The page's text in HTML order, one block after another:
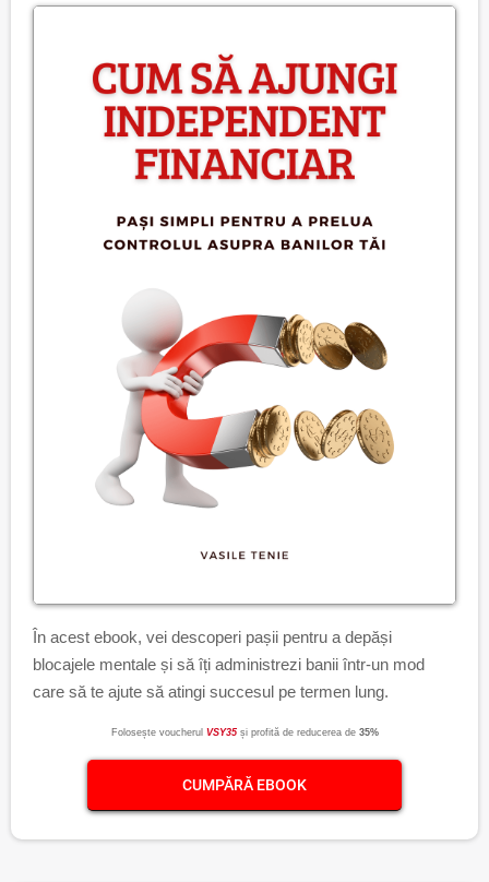
În acest ebook, vei descoperi pașii pentru a depăși
blocajele mentale și să îți administrezi banii într-un mod
care să te ajute să atingi succesul pe termen lung.
Folosește voucherul VSY35 și profită de reducerea de 35%
CUMPĂRĂ EBOOK